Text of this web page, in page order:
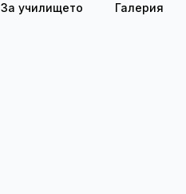
За училището Галерия